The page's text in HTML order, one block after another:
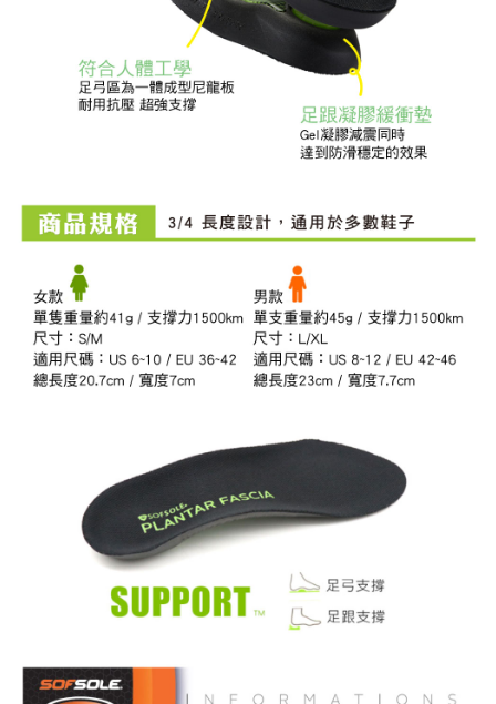
由本公司與您本人進行分期帳單所需資料之確認、核對及更正。
3.完整用戶服務條款，請詳閱以下連結：
https://oppay.tw/userRule
https://netprotections.freshdesk.com/support/home
【注意事項】
１．透過由恩沛科技股份有限公司提供之「AFTEE先享後付」服務完成之交
易，需依本服務之必要範圍內提供個人資料，並將交易相關給付款項請求債
２．關於個人資料處理事宜，請瀏覽以下網址：
任。
４．使用「AFTEE先享後付」時，將依據個別帳號之用戶狀況，依本公司即
請求用戶進行身份認證。
５．嚴禁一人註冊多個帳號或使用他人資訊註冊。若發現惡意使用之情形，
恩沛科技股份有限公司將有權停止該用戶之使用額度並採取法律行動。
貨到付款
每筆NT$130，滿NT$3,000(含以上)免運費